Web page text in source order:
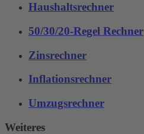
Haushaltsrechner
50/30/20-Regel Rechner
Zinsrechner
Inflationsrechner
Umzugsrechner
Weiteres